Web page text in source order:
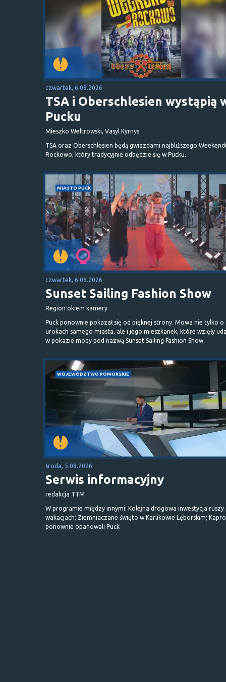
czwartek, 6.08.2026
TSA i Oberschlesien wystąpią
Pucku
Mieszko Weltrowski, Vasyl Kyrnys
TSA oraz Oberschlesien będą gwiazdami najbliższego
Rockowo, który tradycyjnie odbędzie się w Pucku.
MIASTO PUCK
czwartek, 6.08.2026
Sunset Sailing Fashion Show
Region okiem kamery
Puck ponownie pokazał się od pięknej strony. Mowa nie tylko o
urokach samego miasta, ale i jego mieszkanek, które wzięły
w pokazie mody pod nazwą Sunset Sailing Fashion Show.
WOJEWÓDZTWO POMORSKIE
środa, 5.08.2026
Serwis informacyjny
redakcja TTM
W programie między innymi: Kolejna drogowa inwestycja ruszy
wakacjach; Ziemniaczane święto w Karlikowie Lęborskim;
ponownie opanowali Puck